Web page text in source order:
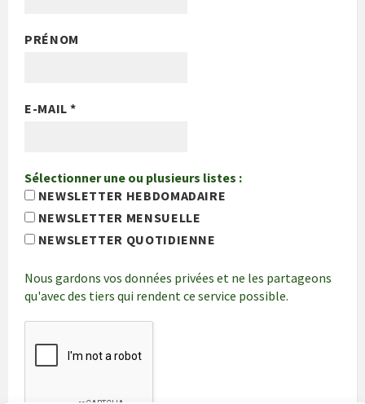
PRÉNOM
E-MAIL*
Sélectionner une ou plusieurs listes :
NEWSLETTER HEBDOMADAIRE
NEWSLETTER MENSUELLE
NEWSLETTER QUOTIDIENNE
Nous gardons vos données privées et ne les partageons
qu'avec des tiers qui rendent ce service possible.